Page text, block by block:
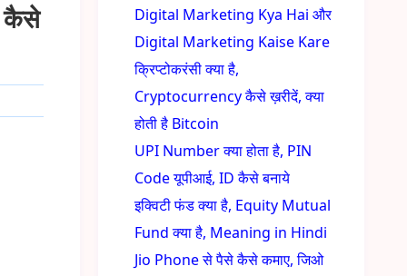
कैसे
Digital Marketing Kya Hai और
Digital Marketing Kaise Kare
क्रिप्टोकरंसी क्या है,
Cryptocurrency कैसे ख़रीदें, क्या
होती है Bitcoin
UPI Number क्या होता है, PIN
Code यूपीआई, ID कैसे बनाये
इक्विटी फंड क्या है, Equity Mutual
Fund क्या है, Meaning in Hindi
Jio Phone से पैसे कैसे कमाए, जिओ